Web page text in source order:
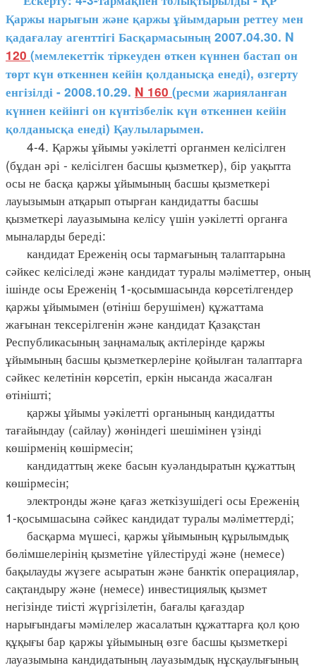
Қаржы нарығын және қаржы ұйымдарын реттеу мен
қадағалау агенттігі Басқармасының 2007.04.30. N
120 (мемлекеттік тіркеуден өткен күннен бастап он
төрт күн өткеннен кейін қолданысқа енеді), өзгерту
енгізілді - 2008.10.29. N 160 (ресми жарияланған
күннен кейінгі он күнтізбелік күн өткеннен кейін
қолданысқа енеді) Қаулыларымен.
4-4. Қаржы ұйымы уәкілетті органмен келісілген
(бұдан әрі - келісілген басшы қызметкер), бір уақытта
осы не басқа қаржы ұйымының басшы қызметкері
лауызымын атқарып отырған кандидатты басшы
қызметкері лауазымына келісу үшін уәкілетті органға
мыналарды береді:
кандидат Ереженің осы тармағының талаптарына
сәйкес келісіледі және кандидат туралы мәліметтер, оның
ішінде осы Ереженің 1-қосымшасында көрсетілгендер
қаржы ұйымымен (өтініш берушімен) құжаттама
жағынан тексерілгенін және кандидат Қазақстан
Республикасының заңнамалық актілерінде қаржы
ұйымының басшы қызметкерлеріне қойылған талаптарға
сәйкес келетінін көрсетіп, еркін нысанда жасалған
өтінішті;
қаржы ұйымы уәкілетті органының кандидатты
тағайындау (сайлау) жөніндегі шешімінен үзінді
көшірменің көшірмесін;
кандидаттың жеке басын куәландыратын құжаттың
көшірмесін;
электронды және қағаз жеткізушідегі осы Ереженің
1-қосымшасына сәйкес кандидат туралы мәліметтерді;
басқарма мүшесі, қаржы ұйымының құрылымдық
бөлімшелерінің қызметіне үйлестіруді және (немесе)
бақылауды жүзеге асыратын және банктік операциялар,
сақтандыру және (немесе) инвестициялық қызмет
негізінде тиісті жүргізілетін, бағалы қағаздар
нарығындағы мәмілелер жасалатын құжаттарға қол қою
құқығы бар қаржы ұйымының өзге басшы қызметкері
лауазымына кандидатының лауазымдық нұсқаулығының